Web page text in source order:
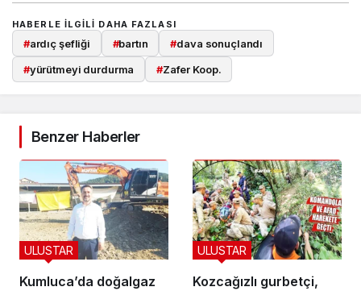
HABERLE ILGILI DAHA FAZLASI
#ardıç şefliği #bartın #dava sonuçlandı
#yürütmeyi durdurma #Zafer Koop.
Benzer Haberler
Kumluca’da doğalgaz
ULUSTAR
Kozcağızlı gurbetçi,
ULUSTAR